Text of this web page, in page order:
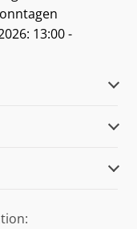
13:00 -